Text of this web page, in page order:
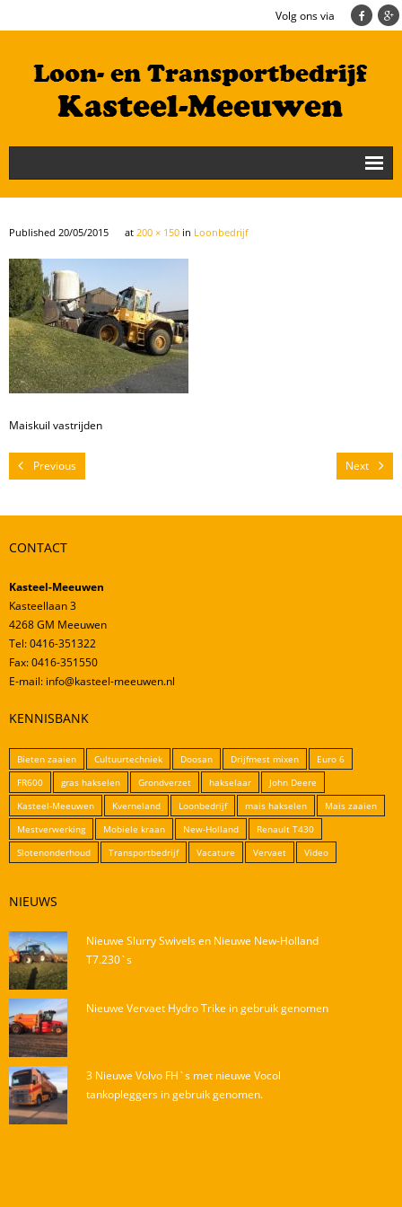
Volg ons via
Nieuws
Loonbedrijf
Transportbedrijf
Cultuurtechniek/Grondwerk
Geschiedenis
Te koop
Published 20/05/2015 at 200 × 150 in Loonbedrijf
Maiskuil vastrijden
Previous Next
CONTACT
Kasteel-Meeuwen
Kasteellaan 3
4268 GM Meeuwen
Tel: 0416-351322
Fax: 0416-351550
E-mail: info@kasteel-meeuwen.nl
KENNISBANK
Bieten zaaien Cultuurtechniek Doosan Drijfmest mixen
Euro 6
FR600
gras hakselen Grondverzet hakselaar
John Deere
Kasteel-Meeuwen
Kverneland Loonbedrijf mais hakselen
Mais zaaien
Mestverwerking
Mobiele kraan New-Holland
Renault T430
Slotenonderhoud
Transportbedrijf Vacature Vervaet Video
NIEUWS
Nieuwe Slurry Swivels en Nieuwe New-Holland
T7.230`s
Nieuwe Vervaet Hydro Trike in gebruik genomen
3 Nieuwe Volvo FH`s met nieuwe Vocol
tankopleggers in gebruik genomen.